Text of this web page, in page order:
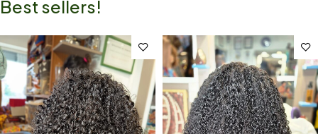
Best sellers!